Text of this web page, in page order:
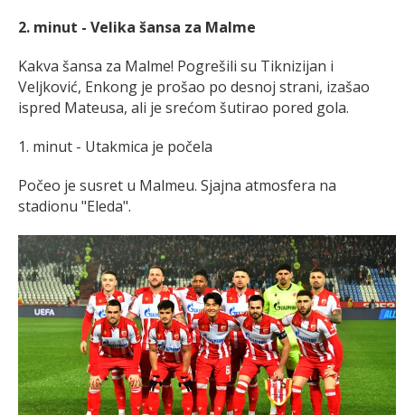
2. minut - Velika šansa za Malme
Kakva šansa za Malme! Pogrešili su Tiknizijan i
Veljković, Enkong je prošao po desnoj strani, izašao
ispred Mateusa, ali je srećom šutirao pored gola.
1. minut - Utakmica je počela
Počeo je susret u Malmeu. Sjajna atmosfera na
stadionu "Eleda".